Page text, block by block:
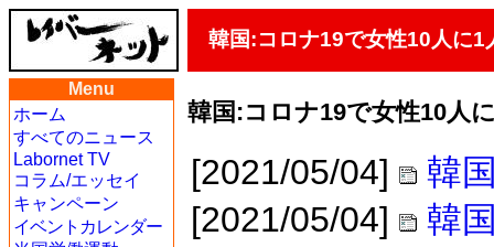
韓国:コロナ19で女性10人に1
Menu
ホーム
すべてのニュース
Labornet TV
コラム/エッセイ
キャンペーン
イベントカレンダー
韓国:コロナ19で女性10人
[2021/05/04]
韓
[2021/05/04]
韓